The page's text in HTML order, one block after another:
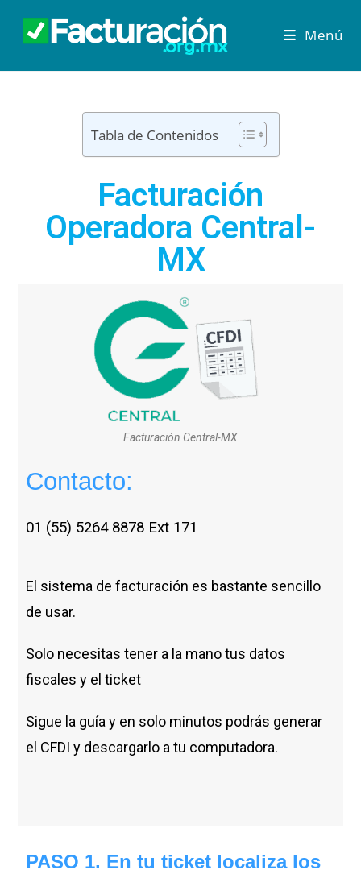
Menú
Tabla de Contenidos
Facturación
Operadora Central-
MX
Facturación Central-MX
Contacto:
01 (55) 5264 8878 Ext 171
El sistema de facturación es bastante sencillo
de usar.
Solo necesitas tener a la mano tus datos
fiscales y el ticket
Sigue la guía y en solo minutos podrás generar
el CFDI y descargarlo a tu computadora.
PASO 1. En tu ticket localiza los